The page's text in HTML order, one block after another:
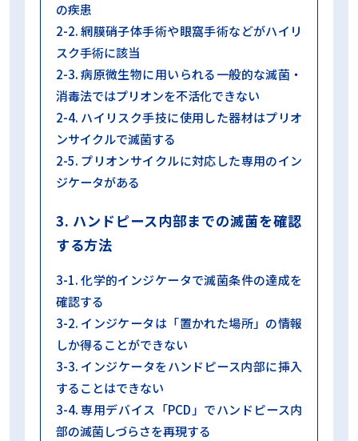
の疾患
2-2. 網膜硝子体手術や眼窩手術などがハイリ
スク手術に該当
2-3. 病原微生物に用いられる一般的な滅菌・
消毒法ではプリオンを不活化できない
2-4. ハイリスク手技に使用した器材はプリオ
ンサイクルで滅菌する
2-5. プリオンサイクルに対応した専用のイン
ジケータがある
3. ハンドピース内部までの滅菌を確認
する方法
3-1. 化学的インジケータで滅菌条件の達成を
確認する
3-2. インジケータは「置かれた場所」の情報
しか得ることができない
3-3. インジケータをハンドピース内部に挿入
することはできない
3-4. 専用デバイス「PCD」でハンドピース内
部の滅菌しづらさを再現する